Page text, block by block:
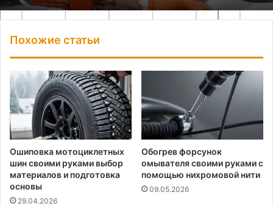
Похожие статьи
Ошиповка мотоциклетных
шин своими руками выбор
материалов и подготовка
основы
29.04.2026
Обогрев форсунок
омывателя своими руками с
помощью нихромовой нити
09.05.2026